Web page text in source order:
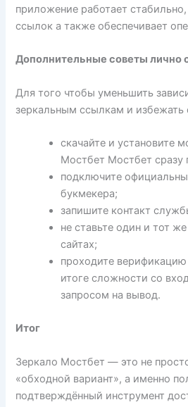
приложение работает
ссылок а также обеспечивает
Дополнительные советы лично
Для того чтобы уменьшить
зеркальным ссылкам и избежать
скачайте и установите
Мостбет Мостбет сразу
подключите
букмекера;
запишите контакт
не ставьте один и тот
сайтах;
проходите
итоге сложности со
запросом на вывод.
Итог
Зеркало Мостбет — это не
«обходной вариант», а именно
подтверждённый инструмент